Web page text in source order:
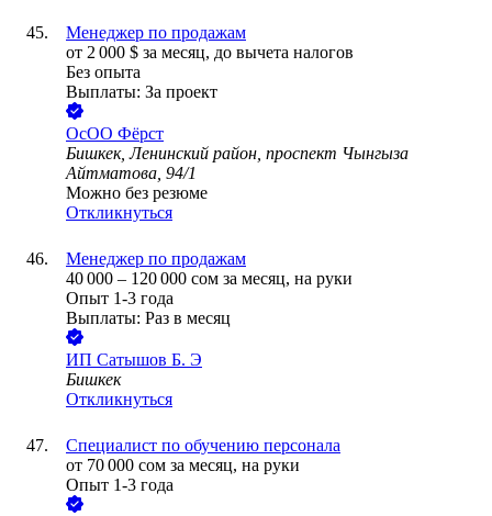
Менеджер по продажам
от 2 000 $ за месяц, до вычета налогов
Без опыта
Выплаты: За проект
ОсОО Фёрст
Бишкек, Ленинский район, проспект Чынгыза
Айтматова, 94/1
Можно без резюме
Откликнуться
Менеджер по продажам
40 000 – 120 000 сом за месяц, на руки
Опыт 1-3 года
Выплаты: Раз в месяц
ИП Сатышов Б. Э
Бишкек
Откликнуться
Специалист по обучению персонала
от 70 000 сом за месяц, на руки
Опыт 1-3 года